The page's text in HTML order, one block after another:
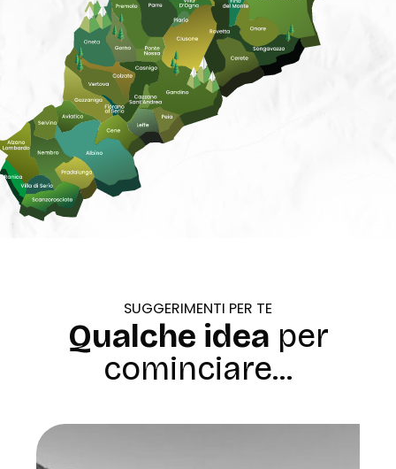
SUGGERIMENTI PER TE
Qualche idea per
cominciare...